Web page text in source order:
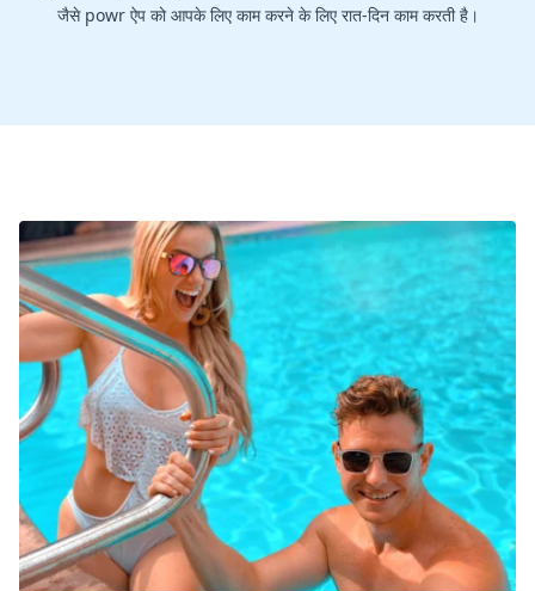
जैसे powr ऐप को आपके लिए काम करने के लिए रात-दिन काम करती है।